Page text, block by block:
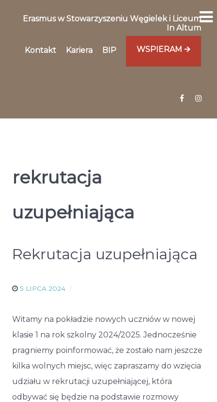
Erasmus w Stowarzyszeniu Węgielek i Liceum
In Altum
Kontakt Kariera BIP WSPIERAM 🡪
rekrutacja
uzupełniająca
Rekrutacja uzupełniająca
5 LIPCA 2024
Witamy na pokładzie nowych uczniów w nowej
klasie 1 na rok szkolny 2024/2025. Jednocześnie
pragniemy poinformować, że zostało nam jeszcze
kilka wolnych miejsc, więc zapraszamy do wzięcia
udziału w rekrutacji uzupełniającej, która
odbywać się będzie na podstawie rozmowy